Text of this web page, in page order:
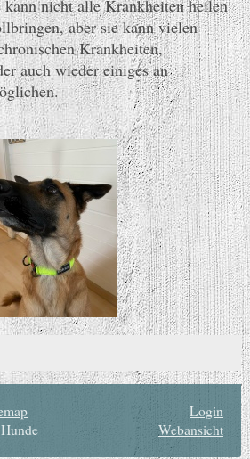
nicht alle Krankheiten heilen
aber sie kann vielen
Krankheiten,
auch wieder einiges an
Login
Webansicht